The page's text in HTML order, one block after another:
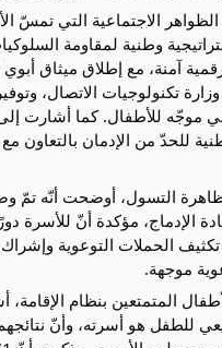
الاجتماعية التي تمسّ
وطنية لمقاومة
آمنة، مع إطلاق ميثاق أبوي
تكنولوجيات الاتصال،
موجّه للأطفال. كما أشارت
للحدّ من الإدمان بالتعاون
التسول، أوضحت أنّه تمّ
الإدماج، مؤكدة أنّ للأسرة
الحملات التوعوية وإشراك
موجهة.
المتمتعين بنظام الإقامة،
للطفل هو أسرته، وأنّ